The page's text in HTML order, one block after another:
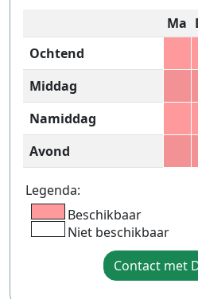
Ma
Ochtend
Middag
Namiddag
Avond
Legenda:
Beschikbaar
Niet beschikbaar
Contact met